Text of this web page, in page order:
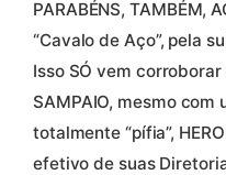
PARABÉNS, TAMBÉM,
“Cavalo de Aço”, pela
Isso SÓ vem corroborar
SAMPAIO, mesmo
totalmente “pífia”,
efetivo de suas